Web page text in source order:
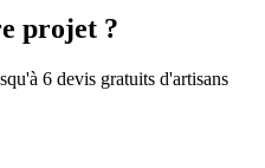
projet ?
6 devis gratuits d'artisans